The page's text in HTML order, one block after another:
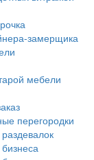
замерщика
мебели
перегородки